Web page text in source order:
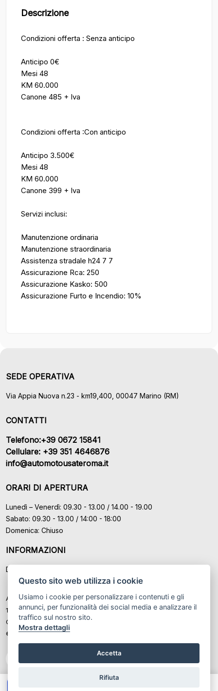
Questo sito web utilizza i cookie
Usiamo i cookie per personalizzare i contenuti e gli
annunci, per funzionalità dei social media e analizzare il
traffico sul nostro sito.
Mostra dettagli
Accetta
Rifiuta
Descrizione
Condizioni offerta : Senza anticipo
Anticipo 0€
Mesi 48
KM 60.000
Canone 485 + Iva
Condizioni offerta :Con anticipo
Anticipo 3.500€
Mesi 48
KM 60.000
Canone 399 + Iva
Servizi inclusi:
Manutenzione ordinaria
Manutenzione straordinaria
Assistenza stradale h24 7 7
Assicurazione Rca: 250
Assicurazione Kasko: 500
Assicurazione Furto e Incendio: 10%
SEDE OPERATIVA
Via Appia Nuova n.23 - km19,400, 00047 Marino (RM)
CONTATTI
Telefono:+39 0672 15841
Cellulare: +39 351 4646876
info@automotousateroma.it
ORARI DI APERTURA
Lunedì – Venerdì: 09.30 - 13.00 / 14.00 - 19.00
Sabato: 09.30 - 13.00 / 14:00 - 18:00
Domenica: Chiuso
INFORMAZIONI
Domande Frequenti (FAQ)
Auto Moto Usate Roma Srl sede di Marino - Roma, P.IVA: IT
12489131008
Cod. Fisc. ed Iscr. al Registro Imprese di Roma n° 12489131008
© Another site byGestionale auto